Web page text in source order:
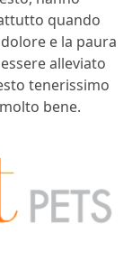
quando
e la paura
alleviato
tenerissimo
bene.